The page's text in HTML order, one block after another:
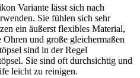
Variante lässt sich nach
Sie fühlen sich sehr
ein äußerst flexibles Material,
Ohren und große gleichermaßen
sind in der Regel
Sie sind oft durchsichtig und
leicht zu reinigen.